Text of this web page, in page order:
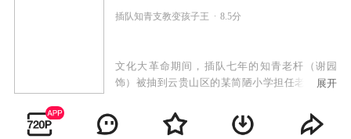
插队知青支教变孩子王 8.5分
文化大革命期间，插队七年的知青老杆（谢园
饰）被抽到云贵山区的某简陋小学担任老师，知
缺，教材稀少，学校分配他教初三，令他吃惊不
小。学校的政治学习材料多如牛毛，但孩子们连
展开